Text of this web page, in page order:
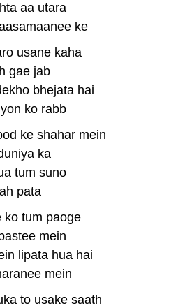
aa utara
ke
usane kaha
gae jab
bhejata hai
ko rabb
ke shahar mein
ka
tum suno
pata
ko tum paoge
mein
lipata hua hai
mein
to usake saath